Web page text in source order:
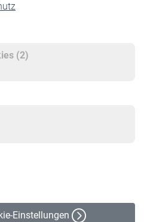
(2)
Einstellungen